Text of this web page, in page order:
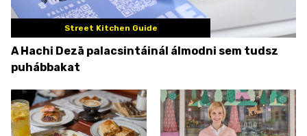
Street Kitchen Guide
A Hachi Dezā palacsintáinál álmodni sem tudsz
puhábbakat